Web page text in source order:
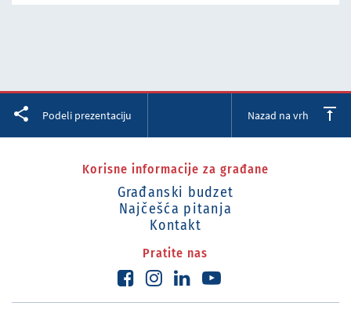
Podeli prezentaciju Nazad na vrh
Korisne informacije za građane
Građanski budzet
Najčešća pitanja
Kontakt
Pratite nas